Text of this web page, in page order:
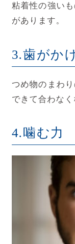
粘着性の強い
があります。
3.歯がか
つめ物のまわ
できて合わなく
4.噛む力